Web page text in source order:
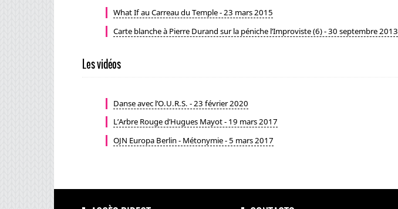
What If au Carreau du Temple - 23 mars 2015
Carte blanche à Pierre Durand sur la péniche l’Improviste (6) - 30 septembre 2013
Les vidéos
Danse avec l’O.U.R.S. - 23 février 2020
L’Arbre Rouge d’Hugues Mayot - 19 mars 2017
OJN Europa Berlin - Métonymie - 5 mars 2017